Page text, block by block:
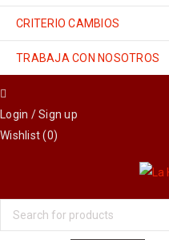
CRITERIO CAMBIOS
TRABAJA CON NOSOTROS
Login /Sign up
Wishlist (0)